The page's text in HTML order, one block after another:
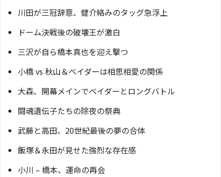
川田が三冠辞意、健介絡みのタッグ急浮上
ドーム決戦後の破壊王が激白
三沢が自ら橋本真也を迎え撃つ
小橋 vs 秋山＆ベイダーは相思相愛の関係
大森、開幕メインでベイダーとロングバトル
闘魂遺伝子たちの除夜の祭典
武藤と高田、20世紀最後の夢の合体
飯塚＆永田が見せた強烈な存在感
小川 – 橋本、運命の再会